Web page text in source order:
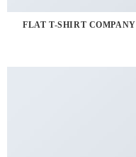
FLAT T-SHIRT COMPANY